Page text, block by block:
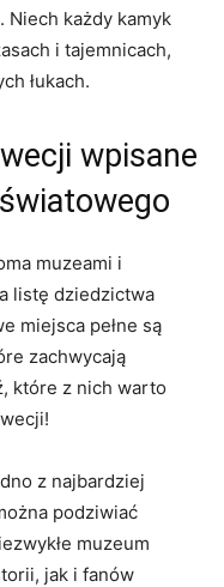
Niech ‍każdy kamyk⁢
i ⁣tajemnicach,
łukach.
⁤wpisane
muzeami i
listę dziedzictwa
miejsca pełne ⁣są
zachwycają
które z nich ⁣warto⁢
z najbardziej
podziwiać
muzeum⁤
jak i⁤ fanów⁤